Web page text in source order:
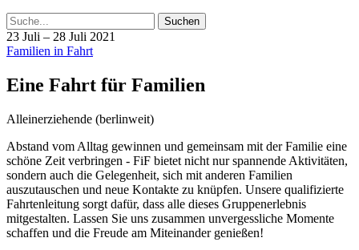
Suche
23 Juli – 28 Juli 2021
Familien in Fahrt
Eine Fahrt für Familien
Alleinerziehende (berlinweit)
Abstand vom Alltag gewinnen und gemeinsam mit der Familie eine
schöne Zeit verbringen - FiF bietet nicht nur spannende Aktivitäten,
sondern auch die Gelegenheit, sich mit anderen Familien
auszutauschen und neue Kontakte zu knüpfen. Unsere qualifizierte
Fahrtenleitung sorgt dafür, dass alle dieses Gruppenerlebnis
mitgestalten. Lassen Sie uns zusammen unvergessliche Momente
schaffen und die Freude am Miteinander genießen!